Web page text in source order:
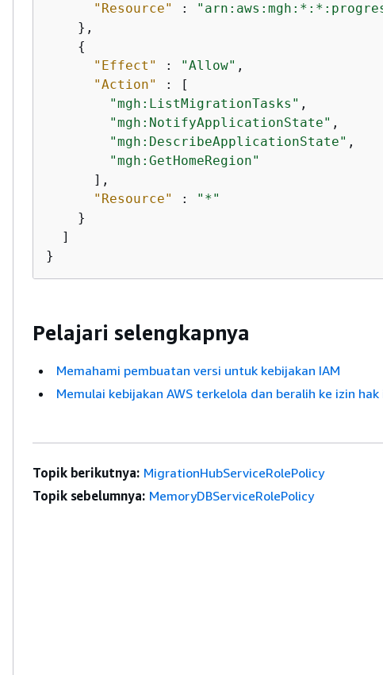
"Resource"
:
    },
{
"Effect"
: "Allow" ,
"Action"
: [
"mgh:ListMigrationTasks" ,
"mgh:NotifyApplicationState" ,
"mgh:DescribeApplicationState" ,
"mgh:GetHomeRegion"
      ],
"Resource"
:
"*"
    }
  ]
}
Pelajari selengkapnya
Memahami pembuatan versi untuk kebijakan IAM
Memulai kebijakan AWS terkelola dan beralih ke izin
Topik berikutnya: MigrationHubServiceRolePolicy
Topik sebelumnya: MemoryDBServiceRolePolicy